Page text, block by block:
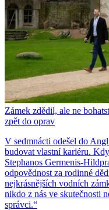
Zámek zdědil, ale ne
zpět do oprav
V sedmnácti odešel do
budovat vlastní kariéru.
Stephanos Germenis-
odpovědnost za rodinné
nejkrásnějších vodních
nikdo z nás ve skutečnosti
správci.“